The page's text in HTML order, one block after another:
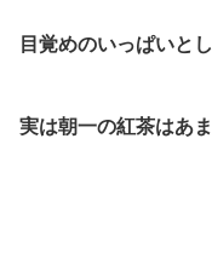
目覚めのいっぱいと
実は朝一の紅茶はあ